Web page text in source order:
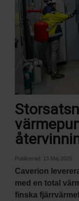
Publicerad: 13 Maj 2026
Caverion
med en total
finska